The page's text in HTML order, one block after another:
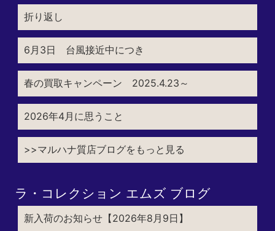
折り返し
6月3日 台風接近中につき
春の買取キャンペーン 2025.4.23～
2026年4月に思うこと
>>マルハナ質店ブログをもっと見る
ラ・コレクション エムズ ブログ
新入荷のお知らせ【2026年8月9日】